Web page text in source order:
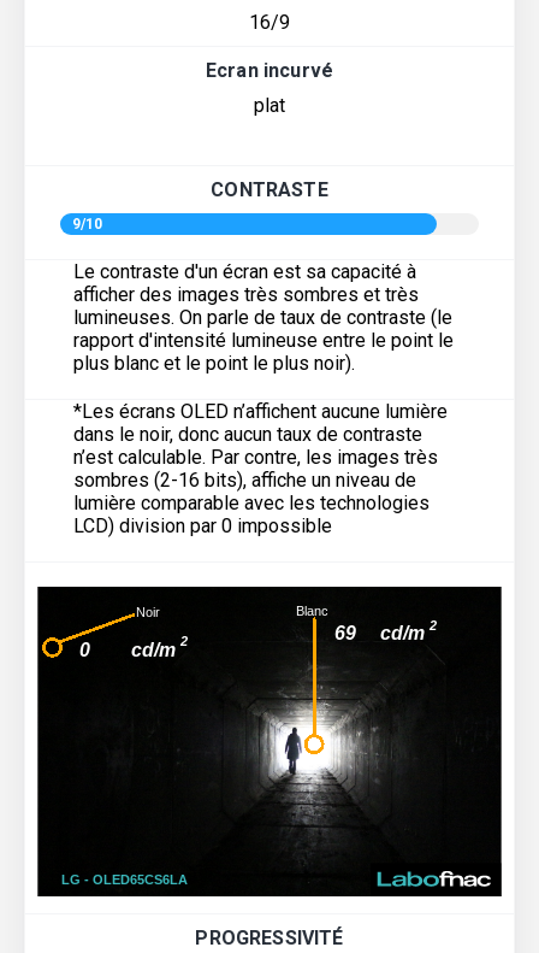
16/9
Ecran incurvé
plat
CONTRASTE
9/10
Le contraste d'un écran est sa capacité à
afficher des images très sombres et très
lumineuses. On parle de taux de contraste (le
rapport d'intensité lumineuse entre le point le
plus blanc et le point le plus noir).
*Les écrans OLED n’affichent aucune lumière
dans le noir, donc aucun taux de contraste
n’est calculable. Par contre, les images très
sombres (2-16 bits), affiche un niveau de
lumière comparable avec les technologies
LCD) division par 0 impossible
PROGRESSIVITÉ